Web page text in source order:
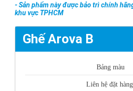
- Sản phẩm này được bảo trì chính
khu vực TPHCM
Ghế Arova B
Bảng màu
Liên hệ đặt